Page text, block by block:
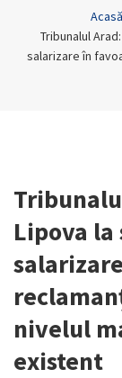
Acasă
Tribunalul
salarizare în
Lipova
nivelul
existent